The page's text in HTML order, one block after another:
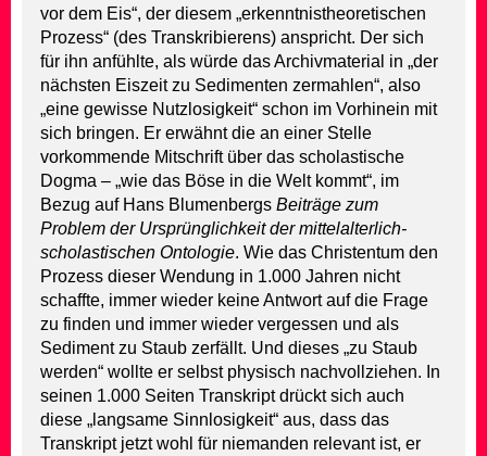
vor dem Eis“, der diesem „erkenntnistheoretischen
Prozess“ (des Transkribierens) anspricht. Der sich
für ihn anfühlte, als würde das Archivmaterial in „der
nächsten Eiszeit zu Sedimenten zermahlen“, also
„eine gewisse Nutzlosigkeit“ schon im Vorhinein mit
sich bringen. Er erwähnt die an einer Stelle
vorkommende Mitschrift über das scholastische
Dogma – „wie das Böse in die Welt kommt“, im
Bezug auf Hans Blumenbergs Beiträge zum
Problem der Ursprünglichkeit der mittelalterlich-
scholastischen Ontologie. Wie das Christentum den
Prozess dieser Wendung in 1.000 Jahren nicht
schaffte, immer wieder keine Antwort auf die Frage
zu finden und immer wieder vergessen und als
Sediment zu Staub zerfällt. Und dieses „zu Staub
werden“ wollte er selbst physisch nachvollziehen. In
seinen 1.000 Seiten Transkript drückt sich auch
diese „langsame Sinnlosigkeit“ aus, dass das
Transkript jetzt wohl für niemanden relevant ist, er